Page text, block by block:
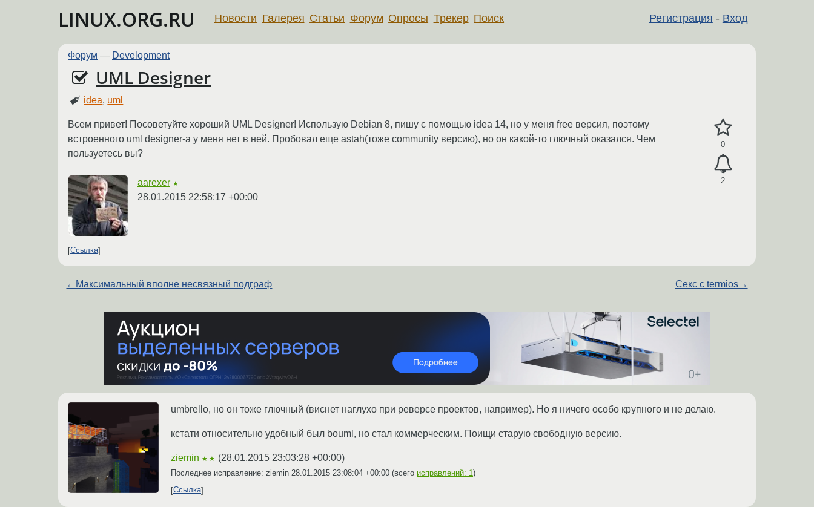
LINUX.ORG.RU Регистрация - Вход
Новости Галерея Статьи Форум Опросы Трекер Поиск
Форум — Development
UML Designer
idea, uml
0
2
Всем привет! Посоветуйте хороший UML Designer! Использую Debian 8, пишу с помощью idea 14, но у меня free версия, поэтому
встроенного uml designer-а у меня нет в ней. Пробовал еще astah(тоже community версию), но он какой-то глючный оказался. Чем
пользуетесь вы?
aarexer ★
28.01.2015 22:58:17 +00:00
Ссылка
← Максимальный вполне несвязный подграф Секс с termios→
umbrello, но он тоже глючный (виснет наглухо при реверсе проектов, например). Но я ничего особо крупного и не делаю.
кстати относительно удобный был bouml, но стал коммерческим. Поищи старую свободную версию.
ziemin ★★ (28.01.2015 23:03:28 +00:00)
Последнее исправление: ziemin 28.01.2015 23:08:04 +00:00 (всего исправлений: 1 )
Ссылка